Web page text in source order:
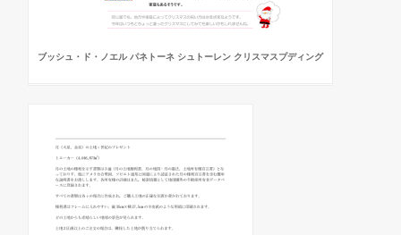
ブッシュ・ド・ノエル パネトーネ シュトーレン クリスマスプディング